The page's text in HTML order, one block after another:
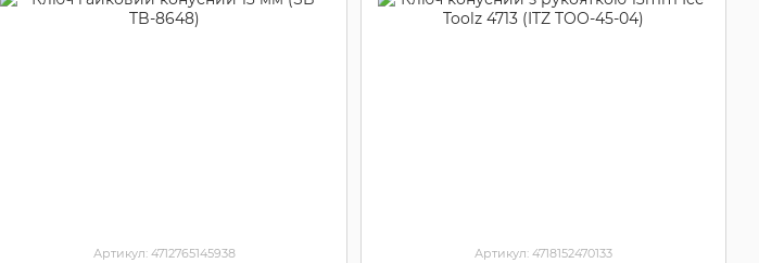
Артикул: 4712765145938 Артикул: 4718152470133